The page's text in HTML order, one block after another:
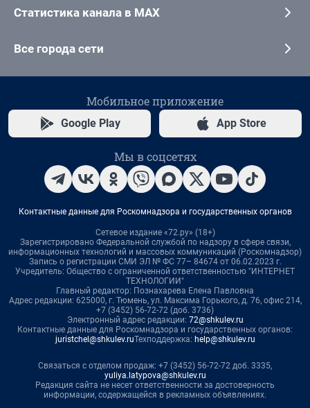
Статистика канала в MAX
Все города сети
Мобильное приложение
Google Play App Store
Мы в соцсетях
Контактные данные для Роскомнадзора и государственных органов
Сетевое издание «72.ру» (18+)
Зарегистрировано Федеральной службой по надзору в сфере связи,
информационных технологий и массовых коммуникаций (Роскомнадзор)
Запись о регистрации СМИ ЭЛ № ФС 77– 84674 от 06.02.2023 г.
Учредитель: Общество с ограниченной ответственностью "ИНТЕРНЕТ
ТЕХНОЛОГИИ"
Главный редактор: Познахарева Елена Павловна
Адрес редакции: 625000, г. Тюмень, ул. Максима Горького, д. 76, офис 214,
+7 (3452) 56-72-72 (доб. 3736)
Электронный адрес редакции: 72@shkulev.ru
Контактные данные для Роскомнадзора и государственных органов:
juristchel@shkulev.ruТехподдержка: help@shkulev.ru
Связаться с отделом продаж: +7 (3452) 56-72-72 доб. 3335,
yuliya.latypova@shkulev.ru
Редакция сайта не несет ответственности за достоверность
информации, содержащейся в рекламных объявлениях.